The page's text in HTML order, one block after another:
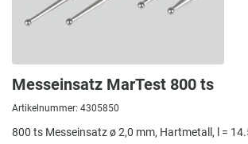
Messeinsatz MarTest 800 ts
Artikelnummer: 4305850
800 ts Messeinsatz ø 2,0 mm, Hartmetall, l =